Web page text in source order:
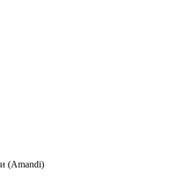
(Amandi)